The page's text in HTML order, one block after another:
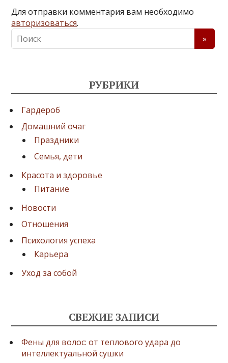
Для отправки комментария вам необходимо
авторизоваться.
РУБРИКИ
Гардероб
Домашний очаг
Праздники
Семья, дети
Красота и здоровье
Питание
Новости
Отношения
Психология успеха
Карьера
Уход за собой
СВЕЖИЕ ЗАПИСИ
Фены для волос: от теплового удара до
интеллектуальной сушки